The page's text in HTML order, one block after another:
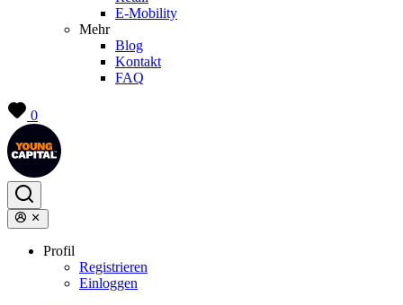
E-Mobility
Mehr
Blog
Kontakt
FAQ
0
Profil
Registrieren
Einloggen